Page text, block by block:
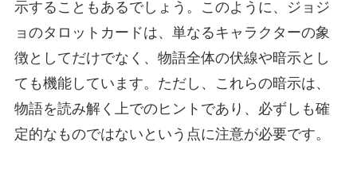
示することもあるでしょう。このように、ジョジ
ョのタロットカードは、単なるキャラクターの象
徴としてだけでなく、物語全体の伏線や暗示とし
ても機能しています。ただし、これらの暗示は、
物語を読み解く上でのヒントであり、必ずしも確
定的なものではないという点に注意が必要です。